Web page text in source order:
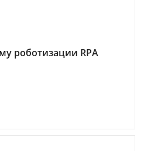
роботизации RPA